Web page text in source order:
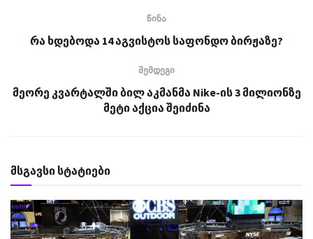
წინა
რა ხდებოდა 14 აგვისტოს საფონდო ბირჟაზე?
შემდეგი
მეორე კვარტალში ბილ აკმანმა Nike-ის 3 მილიონზე
მეტი აქცია შეიძინა
მსგავსი სტატიები